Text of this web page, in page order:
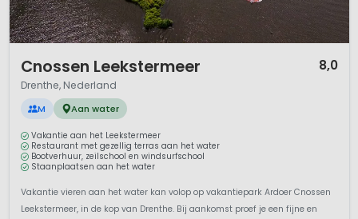
Cnossen Leekstermeer 8,0
Drenthe, Nederland
M Aan water
Vakantie aan het Leekstermeer
Restaurant met gezellig terras aan het water
Bootverhuur, zeilschool en windsurfschool
Staanplaatsen aan het water
Vakantie vieren aan het water kan volop op vakantiepark Ardoer Cnossen
Leekstermeer, in de kop van Drenthe. Bij aankomst proef je een fijne en